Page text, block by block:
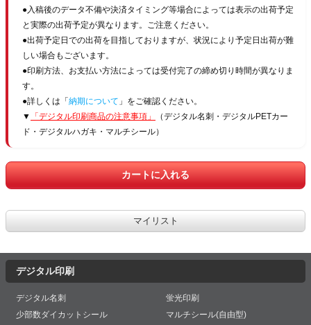
●入稿後のデータ不備や決済タイミング等場合によっては表示の出荷予定
と実際の出荷予定が異なります。ご注意ください。
●出荷予定日での出荷を目指しておりますが、状況により予定日出荷が難
しい場合もございます。
●印刷方法、お支払い方法によっては受付完了の締め切り時間が異なりま
す。
●詳しくは「 納期について 」をご確認ください。
▼
「デジタル印刷商品の注意事項」
（デジタル名刺・デジタルPETカー
ド・デジタルハガキ・マルチシール）
デジタル印刷
デジタル名刺
蛍光印刷
少部数ダイカットシール
マルチシール(自由型)